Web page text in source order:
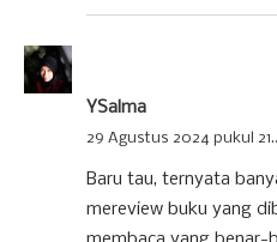
YSalma
29 Agustus 2024 pukul
Baru tau, ternyata
mereview buku yang